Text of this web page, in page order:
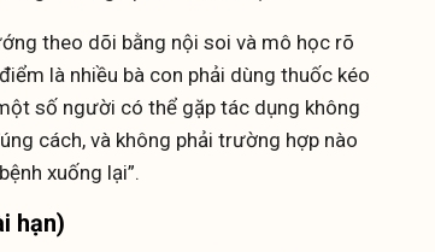
theo dõi bằng nội soi và mô học rõ
là nhiều bà con phải dùng thuốc kéo
số người có thể gặp tác dụng không
cách, và không phải trường hợp nào
xuống lại”.
hạn)